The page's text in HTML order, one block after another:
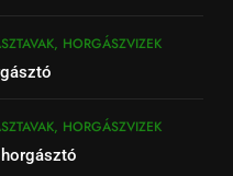
HORGÁSZVIZEK
HORGÁSZVIZEK